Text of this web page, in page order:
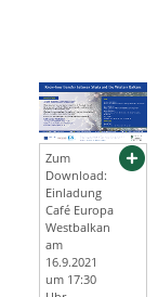
Zum
Download:
Einladung
Café Europa
Westbalkan
am
16.9.2021
um 17:30